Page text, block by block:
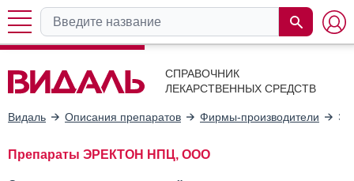
СПРАВОЧНИК
ЛЕКАРСТВЕННЫХ СРЕДСТВ
Видаль Описания препаратов Фирмы-производители
Препараты ЭРЕКТОН НПЦ, ООО